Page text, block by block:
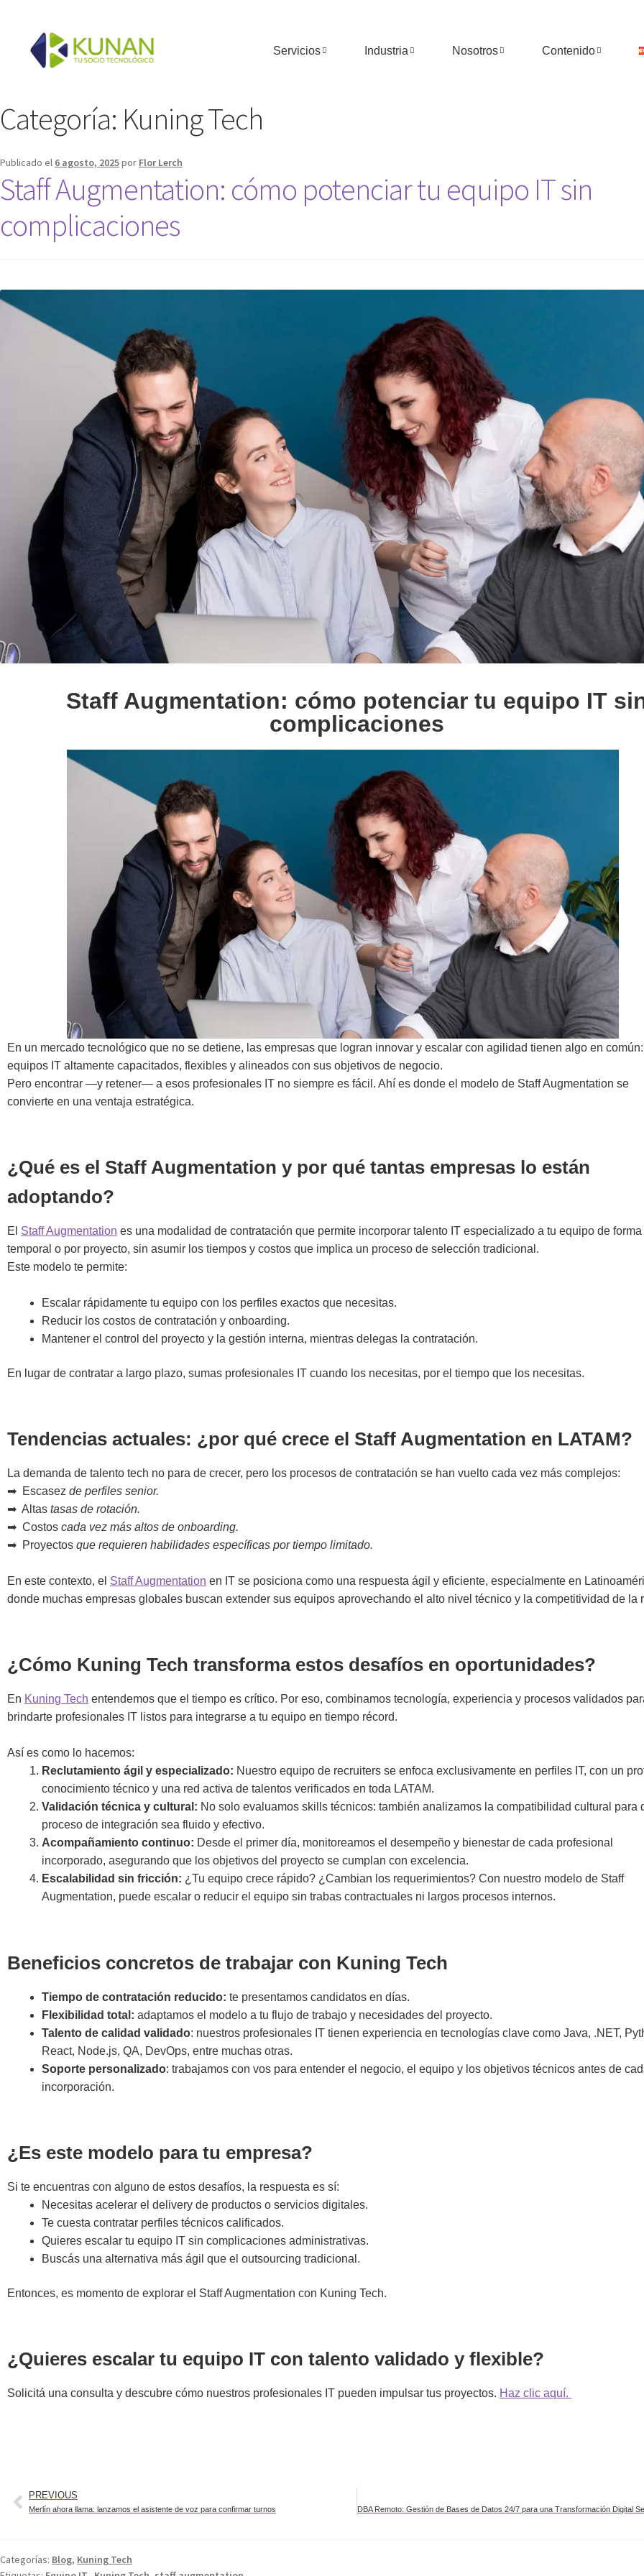
Servicios Industria Nosotros Contenido
Categoría: Kuning Tech
Publicado el 6 agosto, 2025por Flor Lerch
Staff Augmentation: cómo potenciar tu equipo IT sin
complicaciones
Staff Augmentation: cómo potenciar tu equipo IT
complicaciones
En un mercado tecnológico que no se detiene, las empresas que logran innovar y escalar con agilidad tienen algo en común:
equipos IT altamente capacitados, flexibles y alineados con sus objetivos de negocio.
Pero encontrar —y retener— a esos profesionales IT no siempre es fácil. Ahí es donde el modelo de Staff Augmentation se
convierte en una ventaja estratégica.
¿Qué es el Staff Augmentation y por qué tantas empresas lo están
adoptando?
El Staff Augmentation es una modalidad de contratación que permite incorporar talento IT especializado a tu equipo de forma
temporal o por proyecto, sin asumir los tiempos y costos que implica un proceso de selección tradicional.
Este modelo te permite:
Escalar rápidamente tu equipo con los perfiles exactos que necesitas.
Reducir los costos de contratación y onboarding.
Mantener el control del proyecto y la gestión interna, mientras delegas la contratación.
En lugar de contratar a largo plazo, sumas profesionales IT cuando los necesitas, por el tiempo que los necesitas.
Tendencias actuales: ¿por qué crece el Staff Augmentation en LATAM?
La demanda de talento tech no para de crecer, pero los procesos de contratación se han vuelto cada vez más complejos:
➡ ️ Escasez de perfiles senior.
➡ ️ Altas tasas de rotación.
➡ ️ Costos cada vez más altos de onboarding.
➡ ️ Proyectos que requieren habilidades específicas por tiempo limitado.
En este contexto, el Staff Augmentation en IT se posiciona como una respuesta ágil y eficiente, especialmente en
donde muchas empresas globales buscan extender sus equipos aprovechando el alto nivel técnico y la competitividad de la
¿Cómo Kuning Tech transforma estos desafíos en oportunidades?
En Kuning Tech entendemos que el tiempo es crítico. Por eso, combinamos tecnología, experiencia y procesos validados
brindarte profesionales IT listos para integrarse a tu equipo en tiempo récord.
Así es como lo hacemos:
Reclutamiento ágil y especializado: Nuestro equipo de recruiters se enfoca exclusivamente en perfiles IT, con un
conocimiento técnico y una red activa de talentos verificados en toda LATAM.
Validación técnica y cultural: No solo evaluamos skills técnicos: también analizamos la compatibilidad cultural para
proceso de integración sea fluido y efectivo.
Acompañamiento continuo: Desde el primer día, monitoreamos el desempeño y bienestar de cada profesional
incorporado, asegurando que los objetivos del proyecto se cumplan con excelencia.
Escalabilidad sin fricción: ¿Tu equipo crece rápido? ¿Cambian los requerimientos? Con nuestro modelo de Staff
Augmentation, puede escalar o reducir el equipo sin trabas contractuales ni largos procesos internos.
Beneficios concretos de trabajar con Kuning Tech
Tiempo de contratación reducido: te presentamos candidatos en días.
Flexibilidad total: adaptamos el modelo a tu flujo de trabajo y necesidades del proyecto.
Talento de calidad validado: nuestros profesionales IT tienen experiencia en tecnologías clave como Java, .NET,
React, Node.js, QA, DevOps, entre muchas otras.
Soporte personalizado: trabajamos con vos para entender el negocio, el equipo y los objetivos técnicos antes de
incorporación.
¿Es este modelo para tu empresa?
Si te encuentras con alguno de estos desafíos, la respuesta es sí:
Necesitas acelerar el delivery de productos o servicios digitales.
Te cuesta contratar perfiles técnicos calificados.
Quieres escalar tu equipo IT sin complicaciones administrativas.
Buscás una alternativa más ágil que el outsourcing tradicional.
Entonces, es momento de explorar el Staff Augmentation con Kuning Tech.
¿Quieres escalar tu equipo IT con talento validado y flexible?
Solicitá una consulta y descubre cómo nuestros profesionales IT pueden impulsar tus proyectos. Haz clic aquí.
PREVIOUS
Merlín ahora llama: lanzamos el asistente de voz para confirmar turnos
Categorías: Blog, Kuning Tech